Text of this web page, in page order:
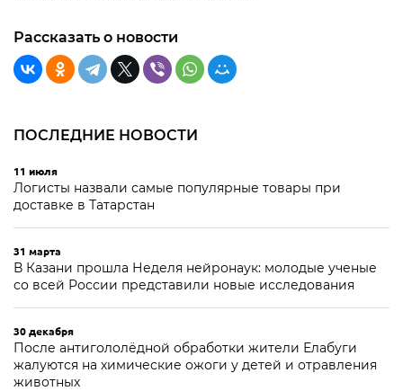
Рассказать о новости
ПОСЛЕДНИЕ НОВОСТИ
11 июля
Логисты назвали самые популярные товары при
доставке в Татарстан
31 марта
В Казани прошла Неделя нейронаук: молодые ученые
со всей России представили новые исследования
30 декабря
После антигололёдной обработки жители Елабуги
жалуются на химические ожоги у детей и отравления
животных